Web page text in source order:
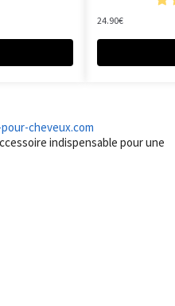
24.90€
indispensable pour une